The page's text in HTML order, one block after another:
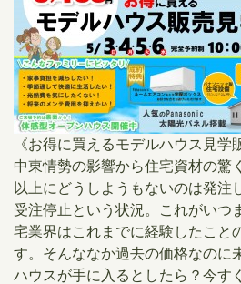
《お得に買えるモデルハウス見学
中東情勢の影響から住宅資材の驚
以上にどうしようもないのは発注
受注停止という状況。これがいつ
宅業界はこれまでに経験したこと
す。そんななか過去の価格なのに
ハウスが手に入るとしたら？今す